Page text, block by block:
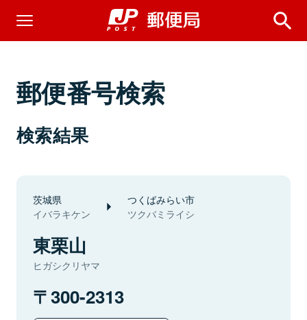
郵便番号検索
検索結果
茨城県
イバラキケン
つくばみらい市
ツクバミライシ
東栗山
ヒガシクリヤマ
300-2313